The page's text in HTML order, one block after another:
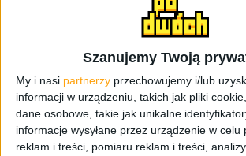
Szanujemy Twoją
My i nasi partnerzy przechowujemy i/lub
informacji w urządzeniu, takich jak pliki
dane osobowe, takie jak unikalne
informacje wysyłane przez urządzenie w celu
reklam i treści, pomiaru reklam i treści,